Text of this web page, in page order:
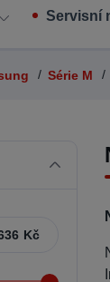
Servisní
Série M
Kč